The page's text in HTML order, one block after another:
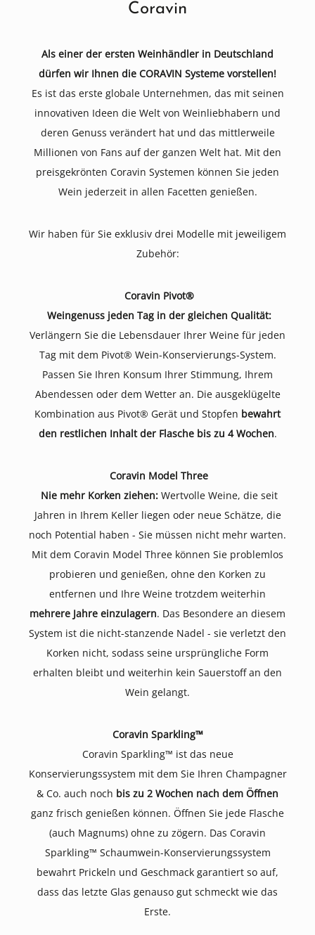
Coravin
Als einer der ersten Weinhändler in Deutschland
dürfen wir Ihnen die CORAVIN Systeme vorstellen!
Es ist das erste globale Unternehmen, das mit seinen
innovativen Ideen die Welt von Weinliebhabern und
deren Genuss verändert hat und das mittlerweile
Millionen von Fans auf der ganzen Welt hat. Mit den
preisgekrönten Coravin Systemen können Sie jeden
Wein jederzeit in allen Facetten genießen.
Wir haben für Sie exklusiv drei Modelle mit jeweiligem
Zubehör:
Coravin Pivot®
Weingenuss jeden Tag in der gleichen Qualität:
Verlängern Sie die Lebensdauer Ihrer Weine für jeden
Tag mit dem Pivot® Wein-Konservierungs-System.
Passen Sie Ihren Konsum Ihrer Stimmung, Ihrem
Abendessen oder dem Wetter an. Die ausgeklügelte
Kombination aus Pivot® Gerät und Stopfen bewahrt
den restlichen Inhalt der Flasche bis zu 4 Wochen.
Coravin Model Three
Nie mehr Korken ziehen:Wertvolle Weine, die seit
Jahren in Ihrem Keller liegen oder neue Schätze, die
noch Potential haben - Sie müssen nicht mehr warten.
Mit dem Coravin Model Three können Sie problemlos
probieren und genießen, ohne den Korken zu
entfernen und Ihre Weine trotzdem weiterhin
mehrere Jahre einzulagern. Das Besondere an diesem
System ist die nicht-stanzende Nadel - sie verletzt den
Korken nicht, sodass seine ursprüngliche Form
erhalten bleibt und weiterhin kein Sauerstoff an den
Wein gelangt.
Coravin Sparkling™
Coravin Sparkling™ ist das neue
Konservierungssystem mit dem Sie Ihren Champagner
& Co. auch noch bis zu 2 Wochen nach dem Öffnen
ganz frisch genießen können. Öffnen Sie jede Flasche
(auch Magnums) ohne zu zögern. Das Coravin
Sparkling™ Schaumwein-Konservierungssystem
bewahrt Prickeln und Geschmack garantiert so auf,
dass das letzte Glas genauso gut schmeckt wie das
Erste.